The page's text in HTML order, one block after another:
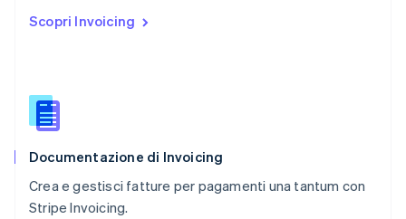
Scopri Invoicing
Documentazione di Invoicing
Crea e gestisci fatture per pagamenti una tantum con
Stripe Invoicing.
English
English
Slovacchia
Slovenia
Spagna
EspañolEnglish